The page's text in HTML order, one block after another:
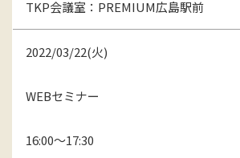
TKP会議室：PREMIUM広島駅前
2022/03/22(火)
WEBセミナー
16:00～17:30